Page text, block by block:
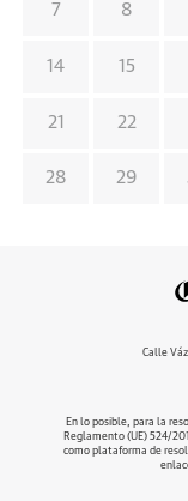
7 8
14 15
21 22
28 29
Calle
En lo posible, para la
Reglamento (UE) 524/
como plataforma de